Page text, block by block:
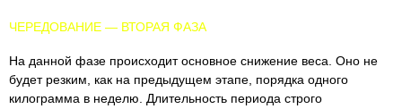
ЧЕРЕДОВАНИЕ — ВТОРАЯ ФАЗА
На данной фазе происходит основное снижение веса. Оно не
будет резким, как на предыдущем этапе, порядка одного
килограмма в неделю. Длительность периода строго